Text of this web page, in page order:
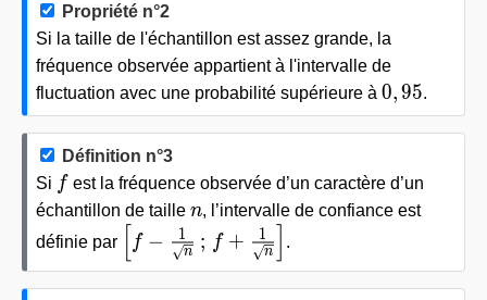
Propriété n°2
Si la taille de l'échantillon est assez grande, la
fréquence observée appartient à l'intervalle de
fluctuation avec une probabilité supérieure à 0,95
0,95.
Définition n°3
Si ff est la fréquence observée d’un caractère d’un
échantillon de taille n
n, l’intervalle de confiance est
définie par
\left[f-\frac{1}{\sqrt{n}} \,;\,
f − n
1 ; f + n
1 .